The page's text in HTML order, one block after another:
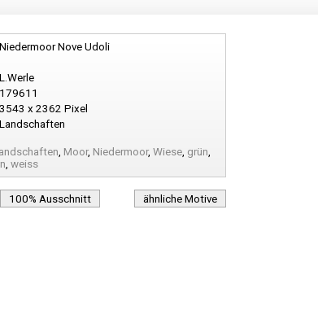
Niedermoor Nove Udoli
L.Werle
179611
3543 x 2362 Pixel
Landschaften
, Moor, Niedermoor, Wiese, grün,
, weiss
100% Ausschnitt
ähnliche Motive